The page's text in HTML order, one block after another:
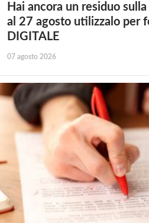
Hai ancora un residuo
al 27 agosto utilizzalo per
DIGITALE
07 agosto 2026